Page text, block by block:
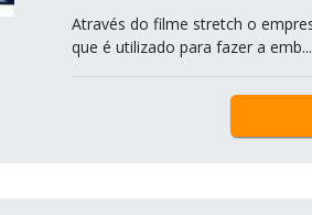
Através do filme stretch o
que é utilizado para fazer a emb...